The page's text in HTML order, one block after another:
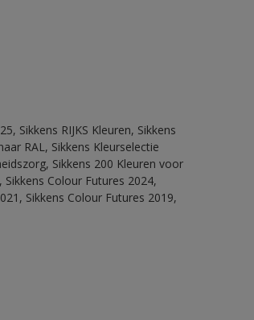
Sikkens RIJKS Kleuren, Sikkens
RAL, Sikkens Kleurselectie
Sikkens 200 Kleuren voor
Colour Futures 2024,
Sikkens Colour Futures 2019,